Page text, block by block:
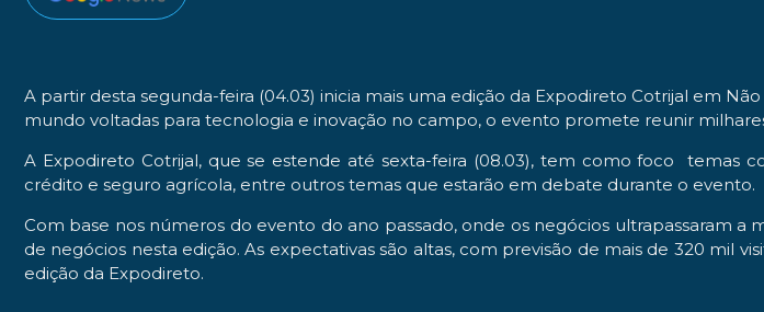
A partir desta segunda-feira (04.03) inicia mais uma edição da Expodireto Cotrijal em
mundo voltadas para tecnologia e inovação no campo, o evento promete reunir
A Expodireto Cotrijal, que se estende até sexta-feira (08.03), tem como foco temas
crédito e seguro agrícola, entre outros temas que estarão em debate durante o evento.
Com base nos números do evento do ano passado, onde os negócios ultrapassaram
de negócios nesta edição. As expectativas são altas, com previsão de mais de 320 mil
edição da Expodireto.